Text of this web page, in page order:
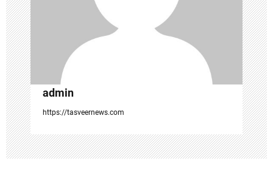
i
o
n
admin
https://tasveernews.com